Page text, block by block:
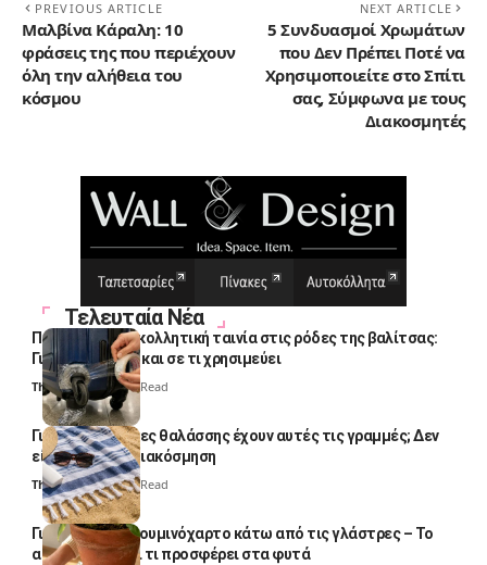
PREVIOUS ARTICLE
Μαλβίνα Κάραλη: 10
φράσεις της που περιέχουν
όλη την αλήθεια του
κόσμου
NEXT ARTICLE
5 Συνδυασμοί Χρωμάτων
που Δεν Πρέπει Ποτέ να
Χρησιμοποιείτε στο Σπίτι
σας, Σύμφωνα με τους
Διακοσμητές
Τελευταία Νέα
Πολλοί βάζουν κολλητική ταινία στις ρόδες της βαλίτσας:
Γιατί το κάνουν και σε τι χρησιμεύει
Thali Ombre4 Min Read
Γιατί οι πετσέτες θαλάσσης έχουν αυτές τις γραμμές; Δεν
είναι μόνο για διακόσμηση
Thali Ombre5 Min Read
Γιατί βάζουν αλουμινόχαρτο κάτω από τις γλάστρες – Το
απλό κόλπο και τι προσφέρει στα φυτά